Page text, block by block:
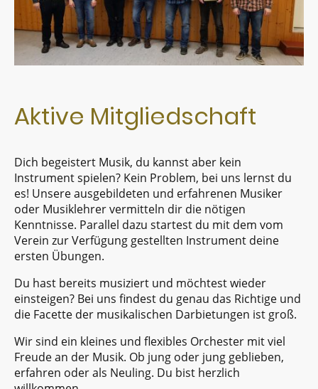
Aktive Mitgliedschaft
Dich begeistert Musik, du kannst aber kein
Instrument spielen? Kein Problem, bei uns lernst du
es! Unsere ausgebildeten und erfahrenen Musiker
oder Musiklehrer vermitteln dir die nötigen
Kenntnisse. Parallel dazu startest du mit dem vom
Verein zur Verfügung gestellten Instrument deine
ersten Übungen.
Du hast bereits musiziert und möchtest wieder
einsteigen? Bei uns findest du genau das Richtige und
die Facette der musikalischen Darbietungen ist groß.
Wir sind ein kleines und flexibles Orchester mit viel
Freude an der Musik. Ob jung oder jung geblieben,
erfahren oder als Neuling. Du bist herzlich